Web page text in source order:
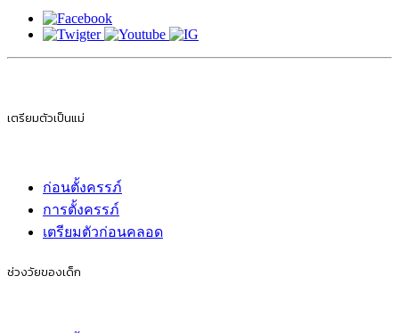
เตรียมตัวเป็นแม่
ก่อนตั้งครรภ์
การตั้งครรภ์
เตรียมตัวก่อนคลอด
ช่วงวัยของเด็ก